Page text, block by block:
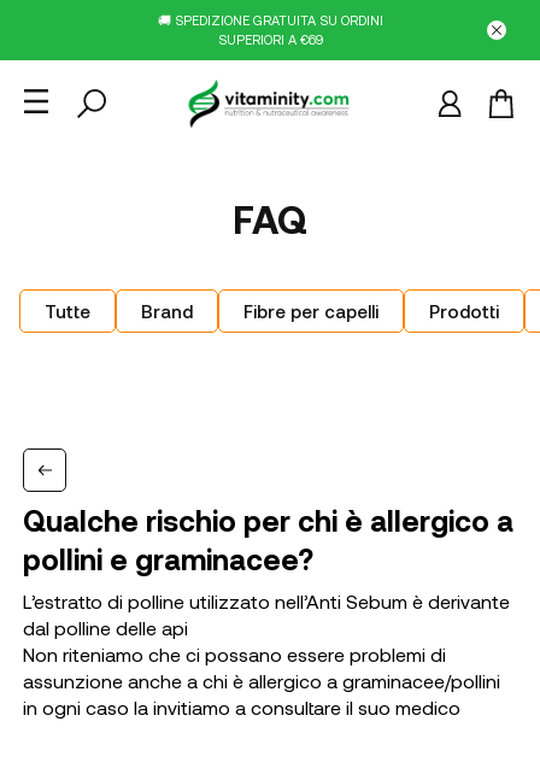
🚚 SPEDIZIONE GRATUITA SU ORDINI
SUPERIORI A €69
FAQ
Tutte Brand Fibre per capelli Prodotti
Qualche rischio per chi è allergico a
pollini e graminacee?
L’estratto di polline utilizzato nell’Anti Sebum è derivante
dal polline delle api
Non riteniamo che ci possano essere problemi di
assunzione anche a chi è allergico a graminacee/pollini
in ogni caso la invitiamo a consultare il suo medico